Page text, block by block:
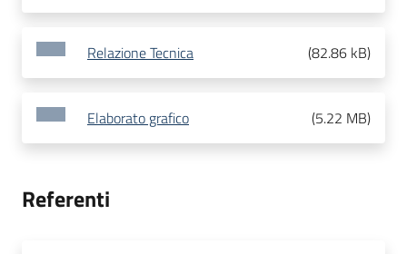
Relazione Tecnica (82.86 kB)
Elaborato grafico (5.22 MB)
Referenti